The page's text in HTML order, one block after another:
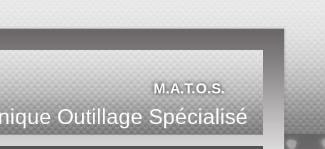
M.A.T.O.S.
Outillage Spécialisé